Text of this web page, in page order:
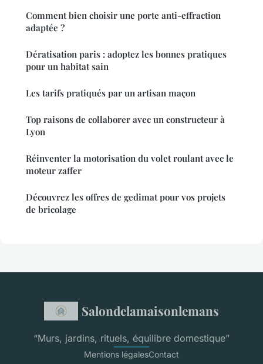
Comment bien choisir une porte anti-effraction
adaptée ?
Dératisation paris : adoptez les bonnes pratiques
pour un habitat sain
Les tarifs pratiqués par un artisan maçon
Top raisons de collaborer avec un constructeur à
Lyon
Réinventer la motorisation du volet roulant avec le
moteur zaffer
Découvrez les offres de gedimat pour vos projets
de bricolage
Salondelamaisonlemans
“Murs, jardins, rituels, équilibre domestique”
Mentions légalesContact